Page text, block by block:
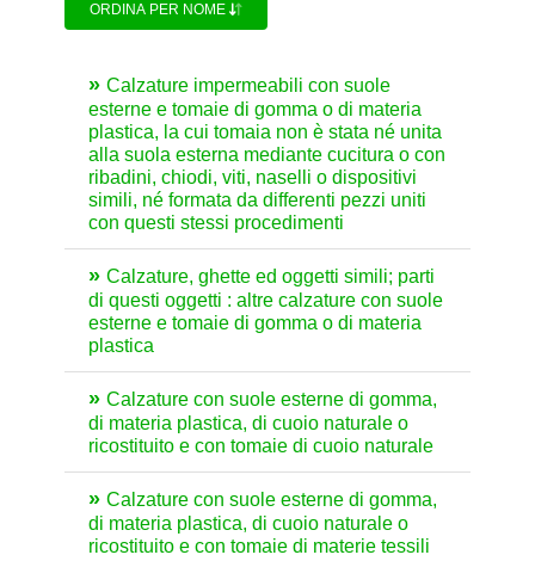
ORDINA PER NOME
Calzature impermeabili con suole
esterne e tomaie di gomma o di materia
plastica, la cui tomaia non è stata né unita
alla suola esterna mediante cucitura o con
ribadini, chiodi, viti, naselli o dispositivi
simili, né formata da differenti pezzi uniti
con questi stessi procedimenti
Calzature, ghette ed oggetti simili; parti
di questi oggetti : altre calzature con suole
esterne e tomaie di gomma o di materia
plastica
Calzature con suole esterne di gomma,
di materia plastica, di cuoio naturale o
ricostituito e con tomaie di cuoio naturale
Calzature con suole esterne di gomma,
di materia plastica, di cuoio naturale o
ricostituito e con tomaie di materie tessili